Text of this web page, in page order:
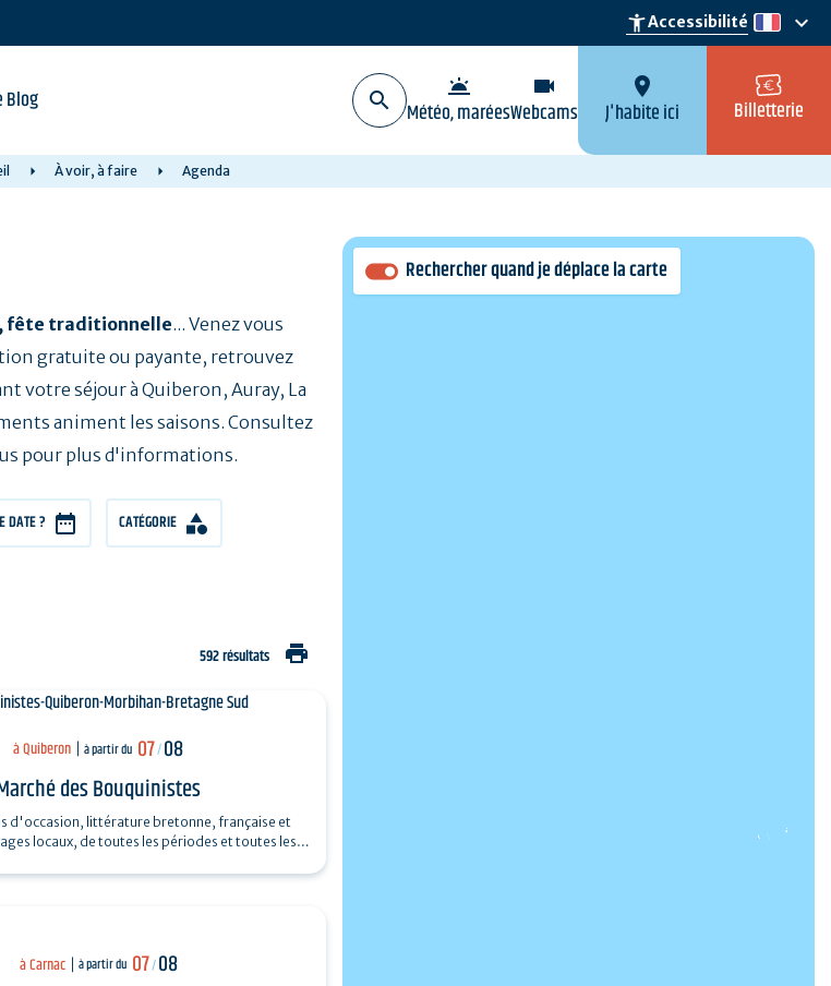
accessibility_newAccessibilité fr
keyboard_arrow_down
Blog wb_twilight
Météo, marées
videocam
Webcams
location_on
J'habite ici Billetterie
À voir, à faire Agenda
fête traditionnelle... Venez vous
gratuite ou payante, retrouvez
votre séjour à Quiberon, Auray, La
animent les saisons. Consultez
pour plus d'informations.
DATE ? CATÉGORIE
592 résultats print
à Quiberon à partir du 07/08
des Bouquinistes
d'occasion, littérature bretonne, française et
locaux, de toutes les périodes et toutes les
à Carnac à partir du 07/ 08
Rechercher quand je déplace la carte